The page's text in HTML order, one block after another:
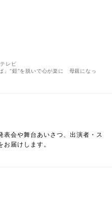
テレビ
」“鎧”を脱いで心が楽に 母親になっ
表会や舞台あいさつ、出演者・ス
届けします。